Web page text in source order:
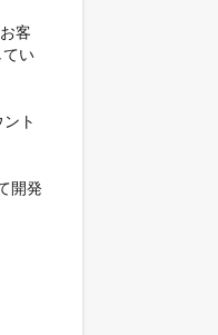
客
い
ト
開発